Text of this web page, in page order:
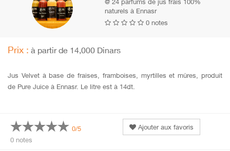
naturels à Ennasr
0 notes
Prix : à partir de 14,000 Dinars
Jus Velvet à base de fraises, framboises, myrtilles et mûres, produit
de Pure Juice à Ennasr. Le litre est à 14dt.
0/5
Ajouter aux favoris
0 notes